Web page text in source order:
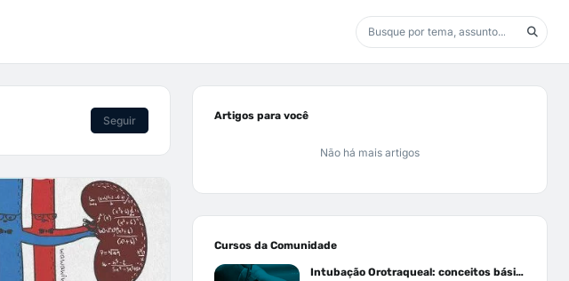
Seguir Artigos para você
Não há mais artigos
Cursos da Comunidade
Intubação Orotraqueal: conceitos básicos